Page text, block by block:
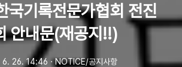
국기록전문가협회 전진
안내문(재공지!!)
6. 26. 14:46 ㆍNOTICE/공지사항